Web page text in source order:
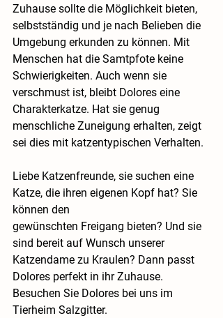
Zuhause sollte die Möglichkeit bieten,
selbstständig und je nach Belieben die
Umgebung erkunden zu können. Mit
Menschen hat die Samtpfote keine
Schwierigkeiten. Auch wenn sie
verschmust ist, bleibt Dolores eine
Charakterkatze. Hat sie genug
menschliche Zuneigung erhalten, zeigt
sei dies mit katzentypischen Verhalten.
Liebe Katzenfreunde, sie suchen eine
Katze, die ihren eigenen Kopf hat? Sie
können den
gewünschten Freigang bieten? Und sie
sind bereit auf Wunsch unserer
Katzendame zu Kraulen? Dann passt
Dolores perfekt in ihr Zuhause.
Besuchen Sie Dolores bei uns im
Tierheim Salzgitter.